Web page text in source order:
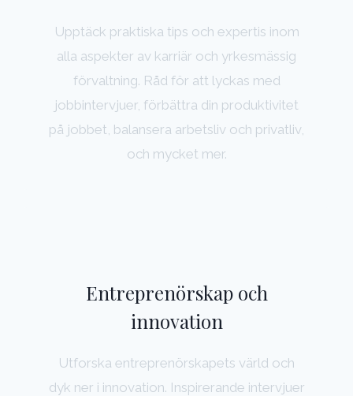
Upptäck praktiska tips och expertis inom
alla aspekter av karriär och yrkesmässig
förvaltning. Råd för att lyckas med
jobbintervjuer, förbättra din produktivitet
på jobbet, balansera arbetsliv och privatliv,
och mycket mer.
Entreprenörskap och
innovation
Utforska entreprenörskapets värld och
dyk ner i innovation. Inspirerande intervjuer